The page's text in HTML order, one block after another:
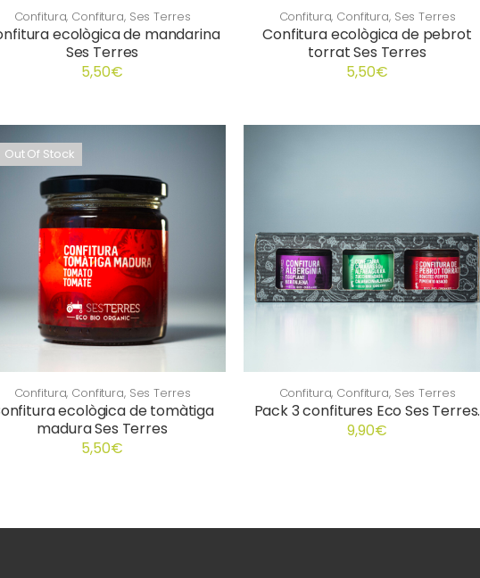
Confitura, Confitura, Ses Terres
ecològica de mandarina
Ses Terres
5,50€
Confitura, Confitura, Ses Terres
Confitura ecològica de pebrot
torrat Ses Terres
5,50€
Out Of Stock
Confitura, Confitura, Ses Terres
ecològica de tomàtiga
madura Ses Terres
5,50€
Confitura, Confitura, Ses Terres
Pack 3 confitures Eco Ses Terres.
9,90€